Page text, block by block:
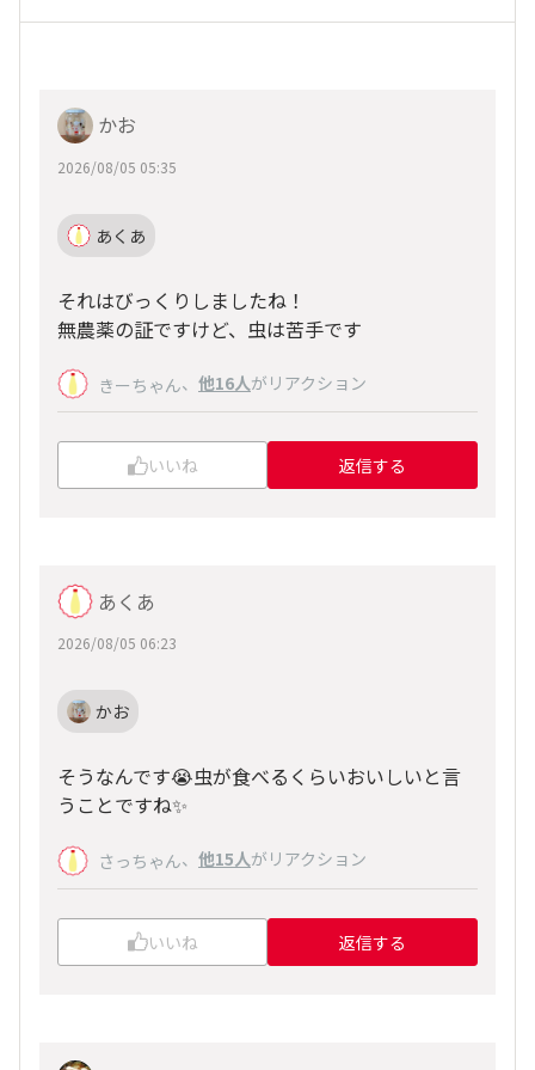
かお
2026/08/05 05:35
あくあ
それはびっくりしましたね！
無農薬の証ですけど、虫は苦手です
きーちゃん、 他16人がリアクション
いいね 返信する
あくあ
2026/08/05 06:23
かお
そうなんです😭虫が食べるくらいおいしいと言
うことですね✨️
さっちゃん、 他15人がリアクション
いいね 返信する